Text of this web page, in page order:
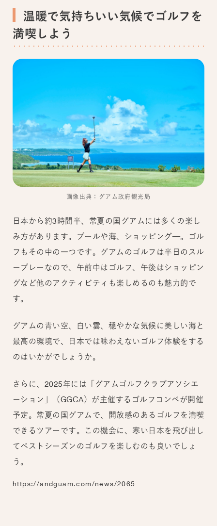
温暖で気持ちいい気候でゴルフを
満喫しよう
画像出典：グアム政府観光局
日本から約3時間半、常夏の国グアムには多くの楽し
み方があります。プールや海、ショッピング─。ゴル
フもその中の一つです。グアムのゴルフは半日のスル
ープレーなので、午前中はゴルフ、午後はショッピン
グなど他のアクティビティも楽しめるのも魅力的で
す。
グアムの青い空、白い雲、穏やかな気候に美しい海と
最高の環境で、日本では味わえないゴルフ体験をする
のはいかがでしょうか。
さらに、2025年には「グアムゴルフクラブアソシエ
ーション」（GGCA）が主催するゴルフコンペが開催
予定。常夏の国グアムで、開放感のあるゴルフを満喫
できるツアーです。この機会に、寒い日本を飛び出し
てベストシーズンのゴルフを楽しむのも良いでしょ
う。
https://andguam.com/news/2065